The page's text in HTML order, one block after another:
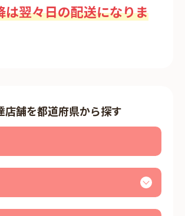
翌々日の配送になりま
店舗を都道府県から探す